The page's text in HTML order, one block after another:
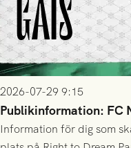
2026-07-29 9:15
Publikinformation: FC
Information för dig som